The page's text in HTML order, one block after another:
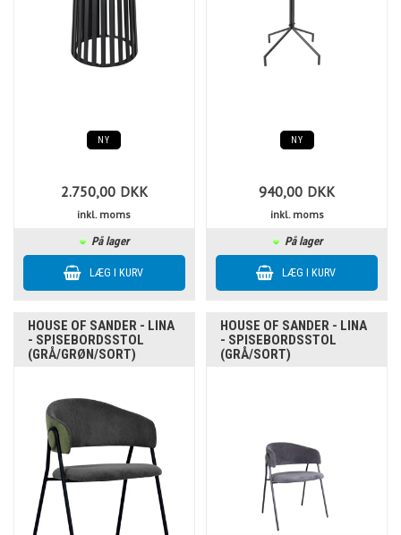
NY
2.750,00 DKK
inkl. moms
På lager
NY
940,00 DKK
inkl. moms
På lager
HOUSE OF SANDER - LINA
- SPISEBORDSSTOL
(GRÅ/GRØN/SORT)
HOUSE OF SANDER - LINA
- SPISEBORDSSTOL
(GRÅ/SORT)